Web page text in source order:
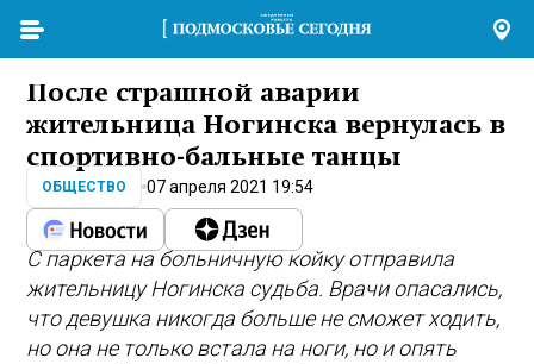
После страшной аварии
жительница Ногинска вернулась в
спортивно-бальные танцы
ОБЩЕСТВО 07 апреля 2021 19:54
С паркета на больничную койку отправила
жительницу Ногинска судьба. Врачи опасались,
что девушка никогда больше не сможет ходить,
но она не только встала на ноги, но и опять